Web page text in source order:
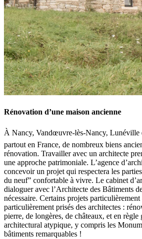
Rénovation d’une maison ancienne
À Nancy, Vandœuvre-lès-Nancy, Lunéville
partout en France, de nombreux biens
rénovation. Travailler avec un architecte
une approche patrimoniale. L’agence
concevoir un projet qui respectera les
du neuf” confortable à vivre. Le cabinet
dialoguer avec l’Architecte des Bâtiments
nécessaire. Certains projets
particulièrement prisés des architectes :
pierre, de longères, de châteaux, et en règle
architectural atypique, y compris les
bâtiments remarquables !